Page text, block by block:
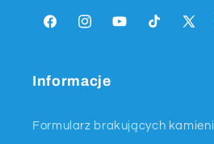
FacebookInstagramYoutubeTikTok X
Informacje
Formularz brakujących kamieni